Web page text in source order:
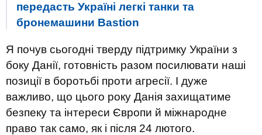
передасть Україні легкі танки та
бронемашини Bastion
Я почув сьогодні тверду підтримку України з
боку Данії, готовність разом посилювати наші
позиції в боротьбі проти агресії. І дуже
важливо, що цього року Данія захищатиме
безпеку та інтереси Європи й міжнародне
право так само, як і після 24 лютого.